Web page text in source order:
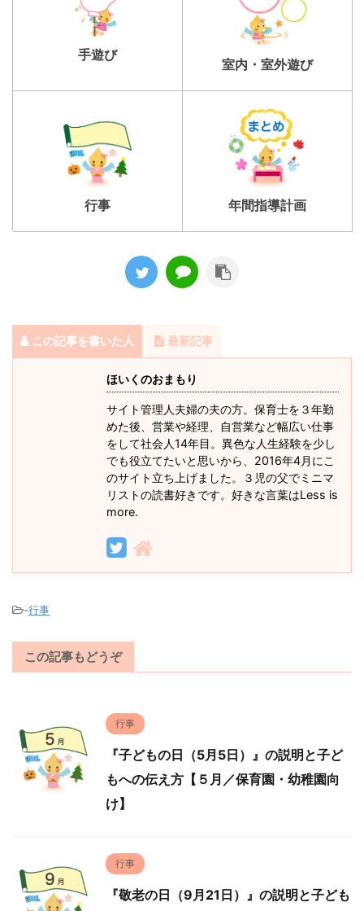
手遊び
室内・室外遊び
行事 年間指導計画
この記事を書いた人 最新記事
ほいくのおまもり
サイト管理人夫婦の夫の方。保育士を３年勤
めた後、営業や経理、自営業など幅広い仕事
をして社会人14年目。異色な人生経験を少し
でも役立てたいと思いから、2016年4月にこ
のサイト立ち上げました。３児の父でミニマ
リストの読書好きです。好きな言葉はLess is
more.
-行事
この記事もどうぞ
行事
『子どもの日（5月5日）』の説明と子ど
もへの伝え方【５月／保育園・幼稚園向
け】
行事
『敬老の日（9月21日）』の説明と子ども